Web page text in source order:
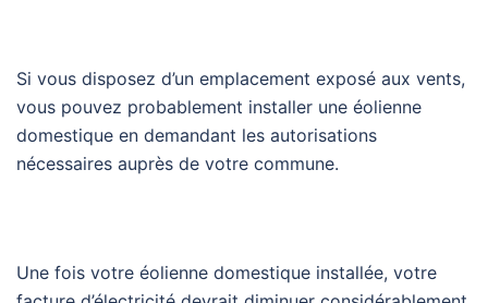
Si vous disposez d’un emplacement exposé aux vents,
vous pouvez probablement installer une éolienne
domestique en demandant les autorisations
nécessaires auprès de votre commune.
Une fois votre éolienne domestique installée, votre